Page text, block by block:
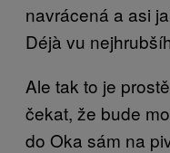
navrácená a asi
Déjà vu
Ale tak to je
čekat, že bude
do Oka sám na